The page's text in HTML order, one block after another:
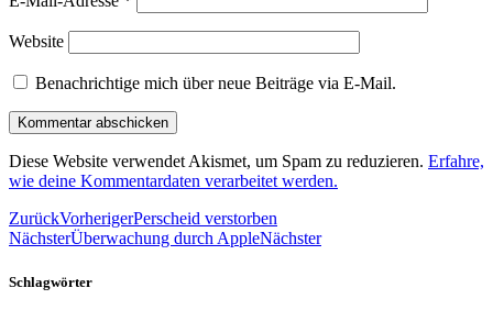
Website
Benachrichtige mich über neue Beiträge via E-Mail.
Diese Website verwendet Akismet, um Spam zu reduzieren. Erfahre,
wie deine Kommentardaten verarbeitet werden.
ZurückVorherigerPerscheid verstorben
NächsterÜberwachung durch AppleNächster
Schlagwörter